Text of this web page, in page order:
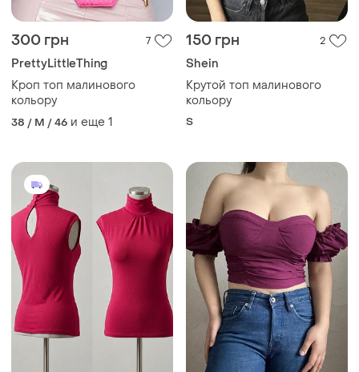
300 грн 7
PrettyLittleThing
Кроп топ малинового
кольору
38 / M / 46 и еще 1
150 грн 2
Shein
Крутой топ малинового
кольору
S